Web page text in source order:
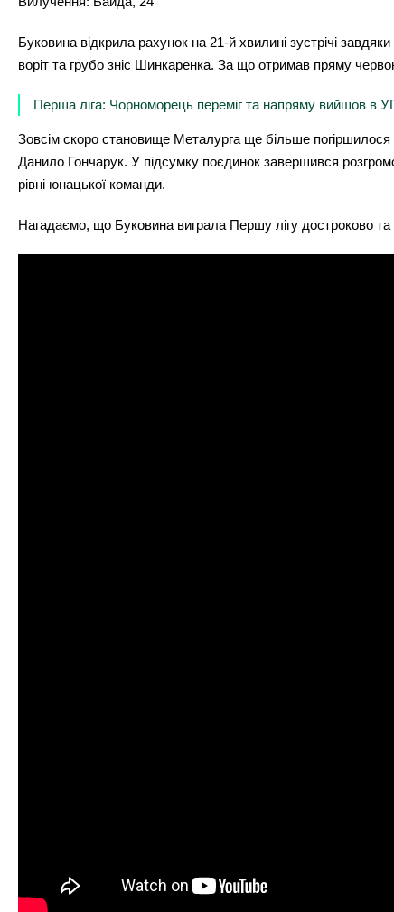
Буковина відкрила рахунок на 21-й хвилині зустрічі
воріт та грубо зніс Шинкаренка. За що отримав пряму
Перша ліга: Чорноморець переміг та напряму вийшов в
Зовсім скоро становище Металурга ще більше погіршилося
Данило Гончарук. У підсумку поєдинок завершився
рівні юнацької команди.
Нагадаємо, що Буковина виграла Першу лігу достроково та